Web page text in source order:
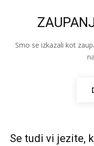
Smo se izkazali kot
Se tudi vi jezite,